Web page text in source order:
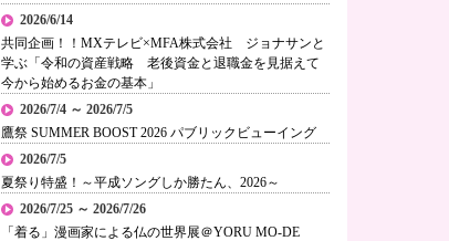
2026/6/14
共同企画！！MXテレビ×MFA株式会社 ジョナサンと
学ぶ「令和の資産戦略 老後資金と退職金を見据えて
今から始めるお金の基本」
2026/7/4 ～ 2026/7/5
鷹祭 SUMMER BOOST 2026 パブリックビューイング
2026/7/5
夏祭り特盛！～平成ソングしか勝たん、2026～
2026/7/25 ～ 2026/7/26
「着る」漫画家による仏の世界展＠YORU MO-DE